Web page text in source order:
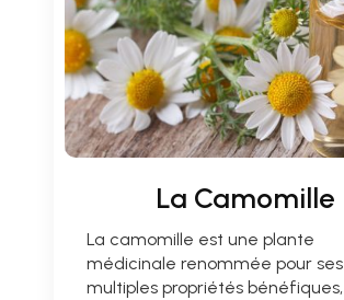
La Camomille
La camomille est une plante
médicinale renommée pour ses
multiples propriétés bénéfiques,